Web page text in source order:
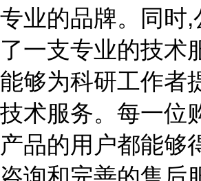
专业的品牌。同时,
了一支专业的技术
能够为科研工作者
技术服务。每一位
产品的用户都能够